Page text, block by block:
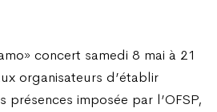
concert samedi 8 mai à 21
organisateurs d’établir
imposée par l’OFSP,